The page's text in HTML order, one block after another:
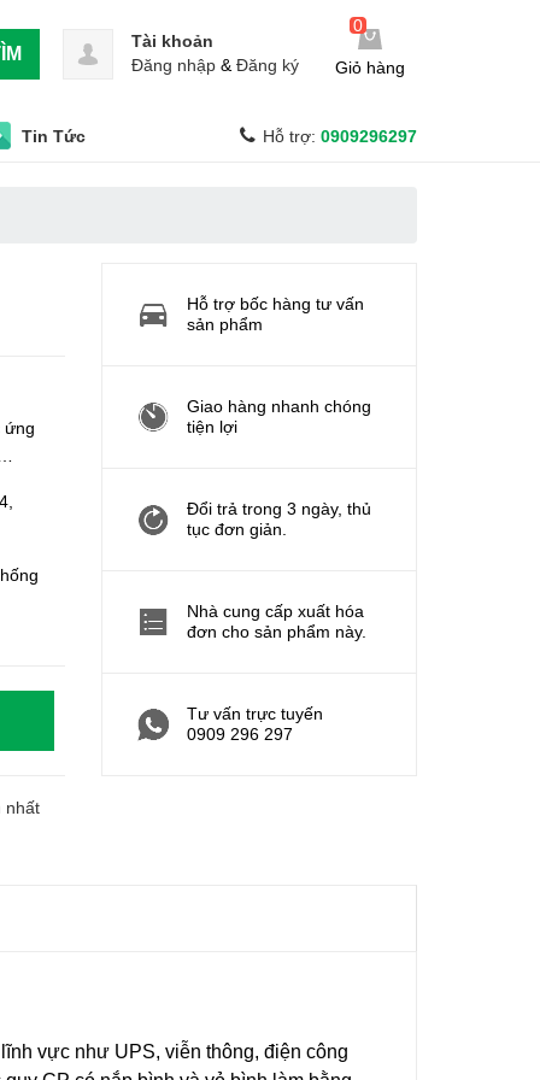
0
Giỏ hàng
Tài khoản
Đăng nhập & Đăng ký
Tin Tức Hỗ trợ: 0909296297
ứng
nhất
Hỗ trợ bốc hàng tư vấn
sản phẩm
Giao hàng nhanh chóng
tiện lợi
Đổi trả trong 3 ngày, thủ
tục đơn giản.
Nhà cung cấp xuất hóa
đơn cho sản phẩm này.
Tư vấn trực tuyến
0909 296 297
vực như UPS, viễn thông, điện công